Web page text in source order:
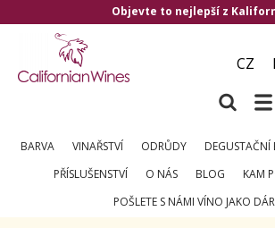
Doručení
CZ
BARVA VINAŘSTVÍ ODRŮDY DEGUSTAČNÍ
PŘÍSLUŠENSTVÍ
O NÁS BLOG
KAM
POŠLETE S NÁMI VÍNO JAKO